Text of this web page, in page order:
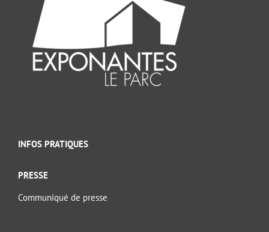
INFOS PRATIQUES
PRESSE
Communiqué de presse